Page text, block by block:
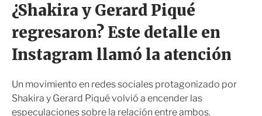
i
o
r
¿Shakira y Gerard Piqué
regresaron? Este detalle en
Instagram llamó la atención
Un movimiento en redes sociales protagonizado por
Shakira y Gerard Piqué volvió a encender las
especulaciones sobre la relación entre ambos.